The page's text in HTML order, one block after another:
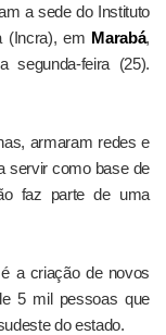
a sede do Instituto
(Incra), em Marabá,
segunda-feira (25).
armaram redes e
servir como base de
faz parte de uma
a criação de novos
5 mil pessoas que
do estado.